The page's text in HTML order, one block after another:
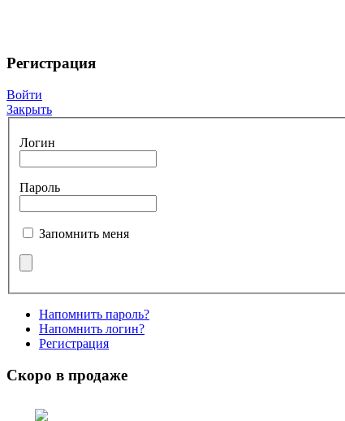
Регистрация
Войти
Закрыть
Логин
Пароль
Запомнить меня
Напомнить пароль?
Напомнить логин?
Регистрация
Скоро в продаже